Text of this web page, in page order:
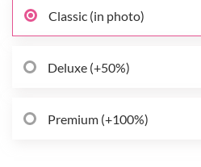
Classic (in photo)
Deluxe (+50%)
Premium (+100%)